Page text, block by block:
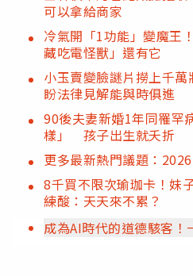
可以拿給商家
冷氣開「1功能」變魔
藏吃電怪獸」還有它
小玉賣變臉謎片撈上千
盼法律見解能與時俱進
90後夫妻新婚1年同罹罕
樣」 孩子出生就夭折
更多最新熱門議題：
8千買不限次瑜珈卡！
練酸：天天來不累？
成為AI時代的道德駭客